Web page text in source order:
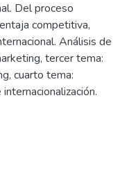
Del proceso
competitiva,
Análisis de
tercer tema:
cuarto tema: